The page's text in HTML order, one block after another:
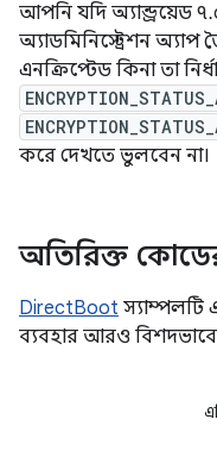
আপনি যদি অ্যান্ড্রয়েড
অ্যাডমিনিস্ট্রেশন অ্যাপ
এনক্রিপ্টেড কিনা তা
করে দেখতে ভুলবেন না।
অতিরিক্ত
DirectBoot
ব্যবহার আরও বিশদভাবে